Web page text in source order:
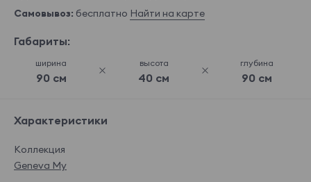
Самовывоз: бесплатно Найти на карте
Габариты:
ширина
90 см
высота
40 см
глубина
90 см
Характеристики
Коллекция
Geneva My